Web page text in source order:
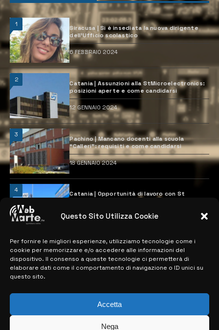
Questo Sito Utilizza Cookie
Per fornire le migliori esperienze, utilizziamo tecnologie come i
cookie per memorizzare e/o accedere alle informazioni del
dispositivo. Il consenso a queste tecnologie ci permetterà di
elaborare dati come il comportamento di navigazione o ID unici su
questo sito.
Accetta
Nega
1
Siracusa | Si è insediata la nuova dirigente
dell’Ufficio scolastico
6 FEBBRAIO 2024
2
Catania | Assunzioni alla StMicroelectronics:
posizioni aperte e come candidarsi
12 GENNAIO 2024
3
Pachino | Mancano docenti alla scuola
“Calleri”: requisiti e come candidarsi
18 GENNAIO 2024
4
Catania | Opportunità di lavoro con St
28 MARZO 2024
MAPPA DEL SITO
> NOTIZIE
> CONTATTI